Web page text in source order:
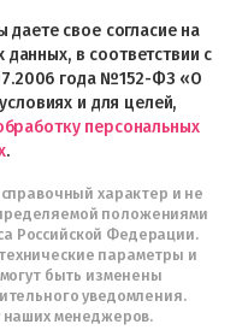
свое согласие на
в соответствии с
года №152-ФЗ «О
и для целей,
персональных
.
характер и не
положениями
Российской Федерации.
параметры и
быть изменены
уведомления.
менеджеров.